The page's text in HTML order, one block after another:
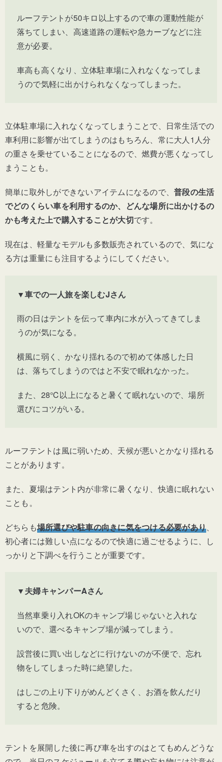
ルーフテントが50キロ以上するので車の運動性能が
落ちてしまい、高速道路の運転や急カーブなどに注
意が必要。
車高も高くなり、立体駐車場に入れなくなってしま
うので気軽に出かけられなくなってしまった。
立体駐車場に入れなくなってしまうことで、日常生活での
車利用に影響が出てしまうのはもちろん、常に大人1人分
の重さを乗せていることになるので、燃費が悪くなってし
まうことも。
簡単に取外しができないアイテムになるので、普段の生活
でどのくらい車を利用するのか、どんな場所に出かけるの
かも考えた上で購入することが大切です。
現在は、軽量なモデルも多数販売されているので、気にな
る方は重量にも注目するようにしてください。
▼車での一人旅を楽しむJさん
雨の日はテントを伝って車内に水が入ってきてしま
うのが気になる。
横風に弱く、かなり揺れるので初めて体感した日
は、落ちてしまうのではと不安で眠れなかった。
また、28℃以上になると暑くて眠れないので、場所
選びにコツがいる。
ルーフテントは風に弱いため、天候が悪いとかなり揺れる
ことがあります。
また、夏場はテント内が非常に暑くなり、快適に眠れない
ことも。
どちらも場所選びや駐車の向きに気をつける必要があり
初心者には難しい点になるので快適に過ごせるように、し
っかりと下調べを行うことが重要です。
▼夫婦キャンパーAさん
当然車乗り入れOKのキャンプ場じゃないと入れな
いので、選べるキャンプ場が減ってしまう。
設営後に買い出しなどに行けないのが不便で、忘れ
物をしてしまった時に絶望した。
はしごの上り下りがめんどくさく、お酒を飲んだり
すると危険。
テントを展開した後に再び車を出すのはとてもめんどうな